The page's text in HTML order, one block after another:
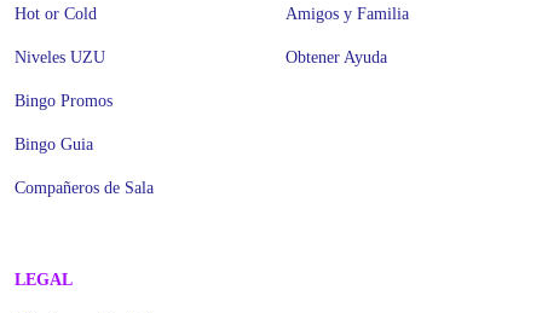
Hot or Cold
Niveles UZU
Bingo Promos
Bingo Guia
Compañeros de Sala
Amigos y Familia
Obtener Ayuda
LEGAL